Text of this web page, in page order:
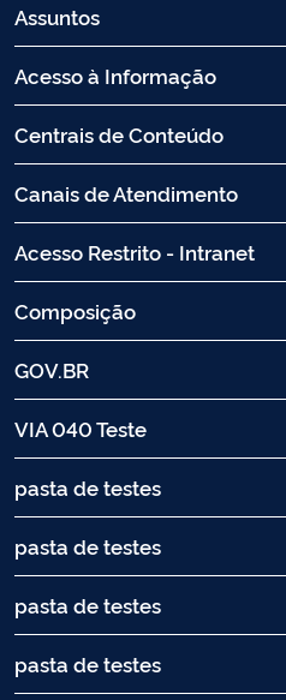
Assuntos
Acesso à Informação
Centrais de Conteúdo
Canais de Atendimento
Acesso Restrito - Intranet
Composição
GOV.BR
VIA 040 Teste
pasta de testes
pasta de testes
pasta de testes
pasta de testes